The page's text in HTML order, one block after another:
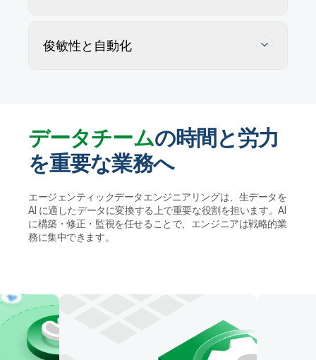
データの正確性を追跡・維持・確保
AI エージェントがユーザー定義ルールに従ってデー
タ品質の問題を特定・プロファイリングして解決策を
提案します。実行する前に人間が検証することで、ガ
俊敏性と自動化
データウェアハウスやレイクハウス、AI に適し
たデータレイクの管理を自動化
ングエージェントでパイプラインを構築したり、自然
言語で Qlik の AI アシスタントを使用することができ
ます。
データチームの時間と労力
を重要な業務へ
エージェンティックデータエンジニアリングは、生データを
AI に適したデータに変換する上で重要な役割を担います。AI
に構築・修正・監視を任せることで、エンジニアは戦略的業
務に集中できます。